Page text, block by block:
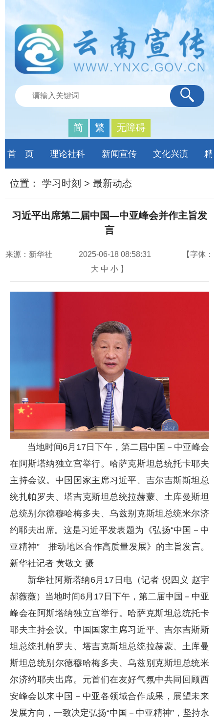
简 繁 无障碍
首 页 理论社科 新闻宣传 文化兴滇 精
位置： 学习时刻 > 最新动态
习近平出席第二届中国—中亚峰会并作主旨发
言
来源：新华社 2025-06-18 08:58:31
【字体：
大 中 小 】
当地时间6月17日下午，第二届中国－中亚峰会
在阿斯塔纳独立宫举行。哈萨克斯坦总统托卡耶夫
主持会议。中国国家主席习近平、吉尔吉斯斯坦总
统扎帕罗夫、塔吉克斯坦总统拉赫蒙、土库曼斯坦
总统别尔德穆哈梅多夫、乌兹别克斯坦总统米尔济
约耶夫出席。这是习近平发表题为《弘扬“中国－中
亚精神” 推动地区合作高质量发展》的主旨发言。
新华社记者 黄敬文 摄
新华社阿斯塔纳6月17日电（记者 倪四义 赵宇
郝薇薇）当地时间6月17日下午，第二届中国 － 中亚
峰会在阿斯塔纳独立宫举行。哈萨克斯坦总统托卡
耶夫主持会议。中国国家主席习近平、吉尔吉斯斯
坦总统扎帕罗夫、塔吉克斯坦总统拉赫蒙、土库曼
斯坦总统别尔德穆哈梅多夫、乌兹别克斯坦总统米
尔济约耶夫出席。元首们在友好气氛中共同回顾西
安峰会以来中国 － 中亚各领域合作成果，展望未来
发展方向，一致决定弘扬“中国 － 中亚精神”，坚持永